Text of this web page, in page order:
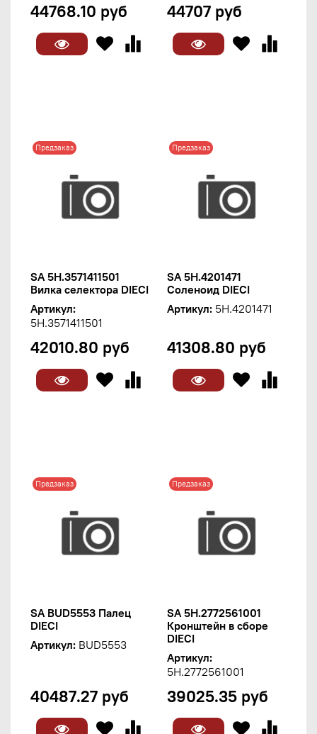
44768.10 руб 44707 руб
Предзаказ
SA 5H.3571411501
Вилка селектора DIECI
Артикул:
5H.3571411501
42010.80 руб
Предзаказ
SA 5H.4201471
Соленоид DIECI
Артикул: 5H.4201471
41308.80 руб
Предзаказ
SA BUD5553 Палец
DIECI
Артикул: BUD5553
40487.27 руб
Предзаказ
SA 5H.2772561001
Кронштейн в сборе
DIECI
Артикул:
5H.2772561001
39025.35 руб